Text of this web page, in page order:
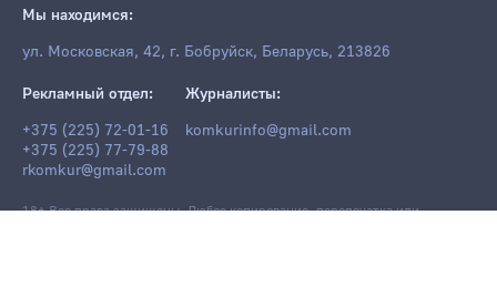
Мы находимся:
ул. Московская, 42, г. Бобруйск, Беларусь, 213826
Рекламный отдел:
+375 (225) 72-01-16
+375 (225) 77-79-88
rkomkur@gmail.com
Журналисты:
komkurinfo@gmail.com
18+ Все права защищены. Любое копирование, перепечатка или